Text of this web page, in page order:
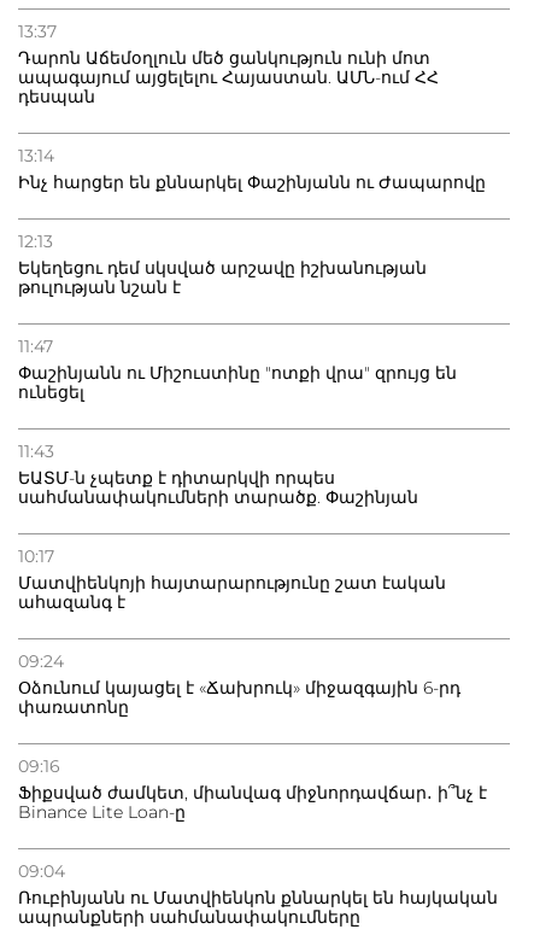
13:37
Դարոն Աճեմօղլուն մեծ ցանկություն ունի մոտ
ապագայում այցելելու Հայաստան. ԱՄՆ-ում ՀՀ
դեսպան
13:14
Ինչ հարցեր են քննարկել Փաշինյանն ու Ժապարովը
12:13
Եկեղեցու դեմ սկսված արշավը իշխանության
թուլության նշան է
11:47
Փաշինյանն ու Միշուստինը "ոտքի վրա" զրույց են
ունեցել
11:43
ԵԱՏՄ-ն չպետք է դիտարկվի որպես
սահմանափակումների տարածք. Փաշինյան
10:17
Մատվիենկոյի հայտարարությունը շատ էական
ահազանգ է
09:24
Օձունում կայացել է «Ճախրուկ» միջազգային 6-րդ
փառատոնը
09:16
Ֆիքսված ժամկետ, միանվագ միջնորդավճար․ ի՞նչ է
Binance Lite Loan-ը
09:04
Ռուբինյանն ու Մատվիենկոն քննարկել են հայկական
ապրանքների սահմանափակումները